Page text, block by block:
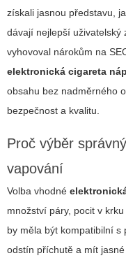
získali jasnou představu,
dávají nejlepší uživatelský
vyhovoval nárokům na
elektronická cigareta
obsahu bez nadměrného
bezpečnost a kvalitu.
Proč výběr
vapování
Volba vhodné
množství páry, pocit v
by měla být kompatibilní
odstín příchutě a mít